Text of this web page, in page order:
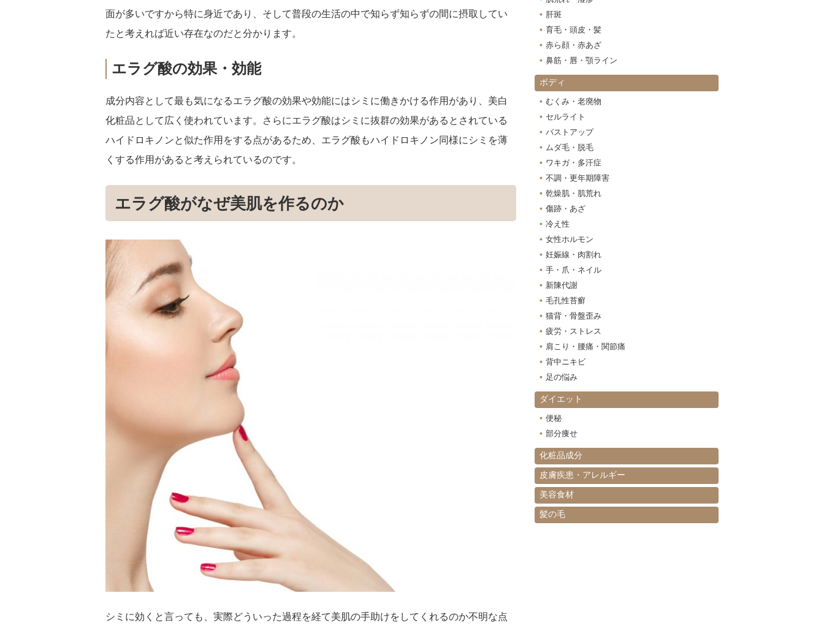
面が多いですから特に身近であり、そして普段の生活の中で知らず知らずの間に摂取してい
たと考えれば近い存在なのだと分かります。
エラグ酸の効果・効能
成分内容として最も気になるエラグ酸の効果や効能にはシミに働きかける作用があり、美白
化粧品として広く使われています。さらにエラグ酸はシミに抜群の効果があるとされている
ハイドロキノンと似た作用をする点があるため、エラグ酸もハイドロキノン同様にシミを薄
くする作用があると考えられているのです。
エラグ酸がなぜ美肌を作るのか
シミに効くと言っても、実際どういった過程を経て美肌の手助けをしてくれるのか不明な点
肝斑
育毛・頭皮・髪
赤ら顔・赤あざ
鼻筋・唇・顎ライン
ボディ
むくみ・老廃物
セルライト
バストアップ
ムダ毛・脱毛
ワキガ・多汗症
不調・更年期障害
乾燥肌・肌荒れ
傷跡・あざ
冷え性
女性ホルモン
妊娠線・肉割れ
手・爪・ネイル
新陳代謝
毛孔性苔癬
猫背・骨盤歪み
疲労・ストレス
肩こり・腰痛・関節痛
背中ニキビ
足の悩み
ダイエット
便秘
部分痩せ
化粧品成分
皮膚疾患・アレルギー
美容食材
髪の毛